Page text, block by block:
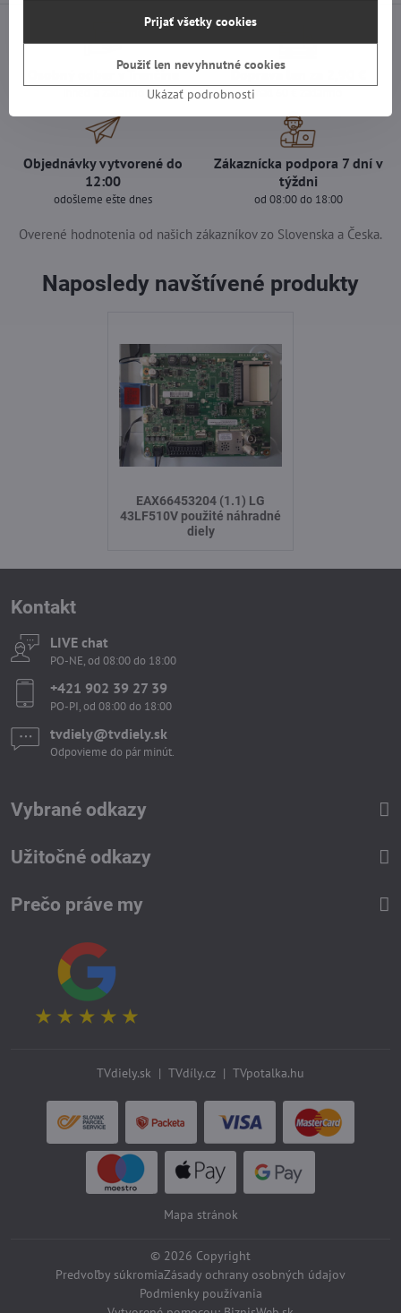
Osobný odber v Trenčíne Doprava len za 2,90 €
Objednávky vytvorené do
12:00
odošleme ešte dnes
Zákaznícka podpora 7 dní v
týždni
od 08:00 do 18:00
Overené hodnotenia od našich zákazníkov zo Slovenska a Česka.
Naposledy navštívené produkty
EAX66453204 (1.1) LG
43LF510V použité náhradné
diely
Kontakt
LIVE chat
PO-NE, od 08:00 do 18:00
+421 902 39 27 39
PO-PI, od 08:00 do 18:00
tvdiely​​@tvdiely​​.sk
Odpovieme do pár minút.
Vybrané odkazy
Užitočné odkazy
Prečo práve my
TVdiely.sk | TVdíly.cz | TVpotalka.hu
Mapa stránok
© 2026 Copyright
Predvoľby súkromiaZásady ochrany osobných údajov
Podmienky používania
Ukázať podrobnosti
Prijať všetky cookies
Použiť len nevyhnutné cookies